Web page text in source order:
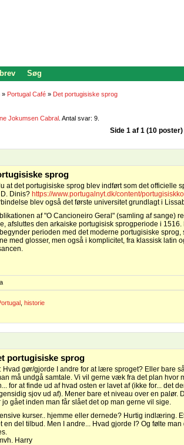
Søg
» Portugal Café » Det portugisiske sprog
Jokumsen Cabral . Antal svar: 9.
Side 1 af 1 (10 poster)
sprog
at det portugisiske sprog blev indført som det officielle
Dinis? https://www.portugalnyt.dk/content/
blev også det første universitet grundlagt i
af "O Cancioneiro Geral" (samling af sange)
afsluttes den arkaiske portugisisk sprogperiode i
perioden med det moderne portugisiske sprog,
med glosser, men også i komplicitet, fra klassisk latin
, historie
portugisiske sprog
gør/gjorde I andre for at lære sproget? Eller bare
må undgå samtale. Vi vil gerne væk fra det plan hvor
for at finde ud af hvad osten er lavet af (ikke for... det
sjov ud af). Mener bare et niveau over en palør.
gået inden man får slået det op man gerne vil sige.
kurser.. hjemme eller dernede? Hurtig indlæring.
en del tilbud. Men I andre... Hvad gjorde I? Og følte
Harry